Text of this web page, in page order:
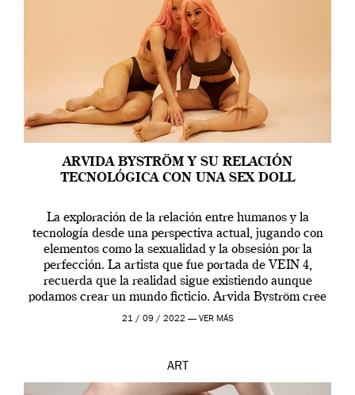
ARVIDA BYSTRÖM Y SU RELACIÓN
TECNOLÓGICA CON UNA SEX DOLL
La exploración de la relación entre humanos y la
tecnología desde una perspectiva actual, jugando con
elementos como la sexualidad y la obsesión por la
perfección. La artista que fue portada de VEIN 4,
recuerda que la realidad sigue existiendo aunque
podamos crear un mundo ficticio. Arvida Byström cree
que los humanos tienen un complejo […]
21 / 09 / 2022 — VER MÁS
ART